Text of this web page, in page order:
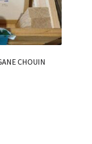
CHOUIN